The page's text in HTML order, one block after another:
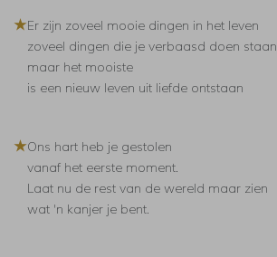
★Er zijn zoveel mooie dingen in het leven
zoveel dingen die je verbaasd doen staan
maar het mooiste
is een nieuw leven uit liefde ontstaan
★Ons hart heb je gestolen
vanaf het eerste moment.
Laat nu de rest van de wereld maar zien
wat 'n kanjer je bent.